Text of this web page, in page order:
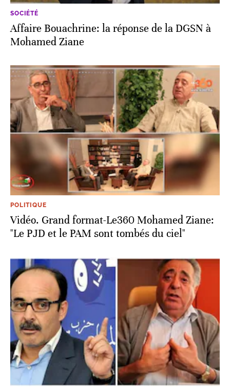
SOCIÉTÉ
Affaire Bouachrine: la réponse de la DGSN à
Mohamed Ziane
POLITIQUE
Vidéo. Grand format-Le360 Mohamed Ziane:
"Le PJD et le PAM sont tombés du ciel"